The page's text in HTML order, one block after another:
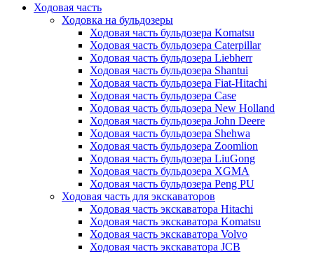
Ходовая часть
Ходовка на бульдозеры
Ходовая часть бульдозера Komatsu
Ходовая часть бульдозера Caterpillar
Ходовая часть бульдозера Liebherr
Ходовая часть бульдозера Shantui
Ходовая часть бульдозера Fiat-Hitachi
Ходовая часть бульдозера Case
Ходовая часть бульдозера New Holland
Ходовая часть бульдозера John Deere
Ходовая часть бульдозера Shehwa
Ходовая часть бульдозера Zoomlion
Ходовая часть бульдозера LiuGong
Ходовая часть бульдозера XGMA
Ходовая часть бульдозера Peng PU
Ходовая часть для экскаваторов
Ходовая часть экскаватора Hitachi
Ходовая часть экскаватора Komatsu
Ходовая часть экскаватора Volvo
Ходовая часть экскаватора JCB